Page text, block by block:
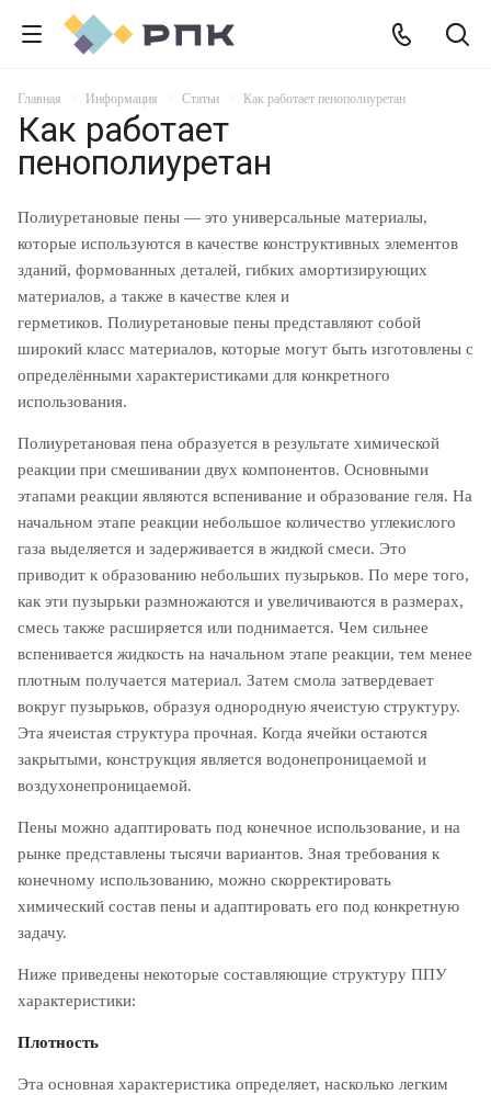
Главная Информация Статьи Как работает пенополиуретан
Как работает
пенополиуретан
Полиуретановые пены — это универсальные материалы,
которые используются в качестве конструктивных элементов
зданий, формованных деталей, гибких амортизирующих
материалов, а также в качестве клея и
герметиков. Полиуретановые пены представляют собой
широкий класс материалов, которые могут быть изготовлены с
определёнными характеристиками для конкретного
использования.
Полиуретановая пена образуется в результате химической
реакции при смешивании двух компонентов. Основными
этапами реакции являются вспенивание и образование геля. На
начальном этапе реакции небольшое количество углекислого
газа выделяется и задерживается в жидкой смеси. Это
приводит к образованию небольших пузырьков. По мере того,
как эти пузырьки размножаются и увеличиваются в размерах,
смесь также расширяется или поднимается. Чем сильнее
вспенивается жидкость на начальном этапе реакции, тем менее
плотным получается материал. Затем смола затвердевает
вокруг пузырьков, образуя однородную ячеистую структуру.
Эта ячеистая структура прочная. Когда ячейки остаются
закрытыми, конструкция является водонепроницаемой и
воздухонепроницаемой.
Пены можно адаптировать под конечное использование, и на
рынке представлены тысячи вариантов. Зная требования к
конечному использованию, можно скорректировать
химический состав пены и адаптировать его под конкретную
задачу.
Ниже приведены некоторые составляющие структуру ППУ
характеристики:
Плотность
Эта основная характеристика определяет, насколько легким